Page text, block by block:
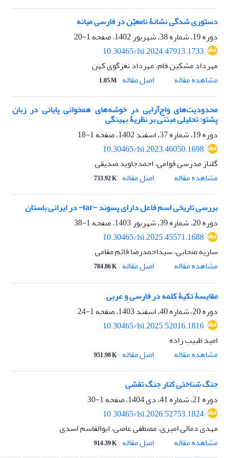
دستوری شدگی نشانۀ نامعیّن در فارسی میانه
دوره 19، شماره 38، شهریور 1402، صفحه
1-20
10.30465/lsi.2024.47913.1733
مهرداد مشکین فام، مهرداد نغزگوی کهن
مشاهده مقاله
اصل مقاله 1.05 M
محدودیت‌های واج‌آرایی در خوشه‌های همخوانی پایانی در زبان
پشتو: تحلیلی مبتنی بر نظریۀ بهینگی
دوره 19، شماره 37، اسفند 1402، صفحه
1-18
10.30465/lsi.2023.46050.1698
گلناز مدرسی قوامی، احمدجاوید صدیقی
مشاهده مقاله
اصل مقاله 733.92 K
بررسی تاریخی اسم فاعل دارای پسوند -tar- در ایرانی باستان
دوره 20، شماره 39، شهریور 1403، صفحه
1-38
10.30465/lsi.2025.45571.1688
ساریه صحابی، سیداحمدرضا قائم مقامی
مشاهده مقاله
اصل مقاله 784.86 K
مقایسۀ تکیۀ کلمه در فارسی و عربی
دوره 20، شماره 40، اسفند 1403، صفحه
1-24
10.30465/lsi.2025.52016.1816
امید طبیب زاده
مشاهده مقاله
اصل مقاله 951.98 K
جنگ شناختی کنار جنگ تقشی
دوره 21، شماره 41، دی 1404، صفحه
1-30
10.30465/lsi.2026.52753.1824
مهدی دمالی امیری، مصطفی عاصی، ابوالقاسم اسدی
مشاهده مقاله
اصل مقاله 914.39 K